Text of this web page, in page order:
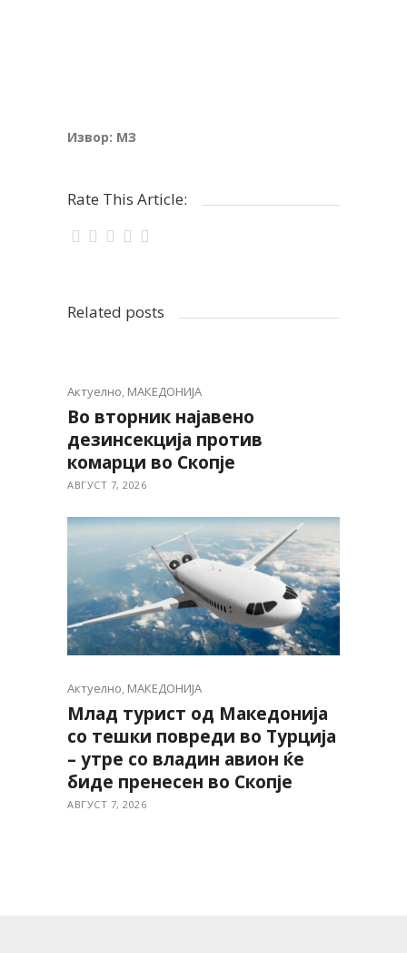
Извор: МЗ
Rate This Article:
Related posts
Актуелно, МАКЕДОНИЈА
Во вторник најавено
дезинсекција против
комарци во Скопје
АВГУСТ 7, 2026
Актуелно, МАКЕДОНИЈА
Млад турист од Македонија
со тешки повреди во Турција
– утре со владин авион ќе
биде пренесен во Скопје
АВГУСТ 7, 2026